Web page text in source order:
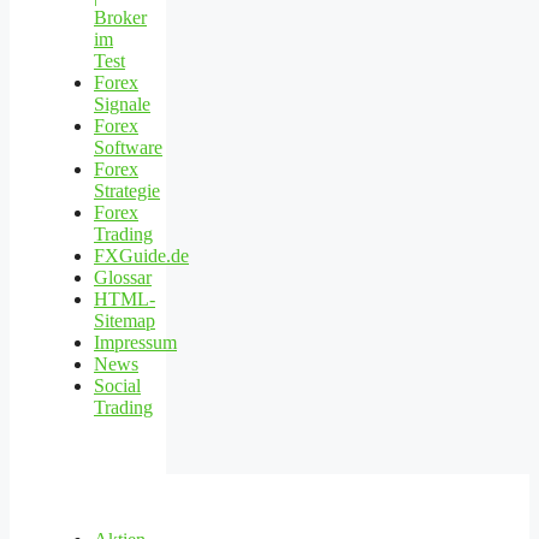
Broker
im
Test
Forex
Signale
Forex
Software
Forex
Strategie
Forex
Trading
FXGuide.de
Glossar
HTML-
Sitemap
Impressum
News
Social
Trading